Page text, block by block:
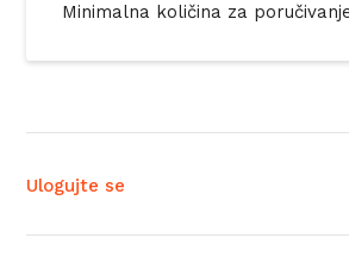
Minimalna količina za
Ulogujte se